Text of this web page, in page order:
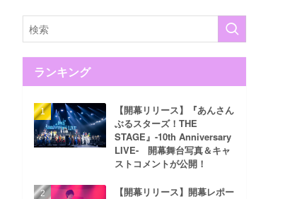
ランキング
【開幕リリース】『あんさん
ぶるスターズ！THE
STAGE』-10th Anniversary
LIVE- 開幕舞台写真＆キャ
ストコメントが公開！
【開幕リリース】開幕レポー